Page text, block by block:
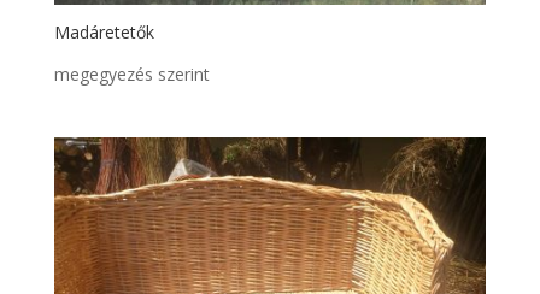
Madáretetők
megegyezés szerint